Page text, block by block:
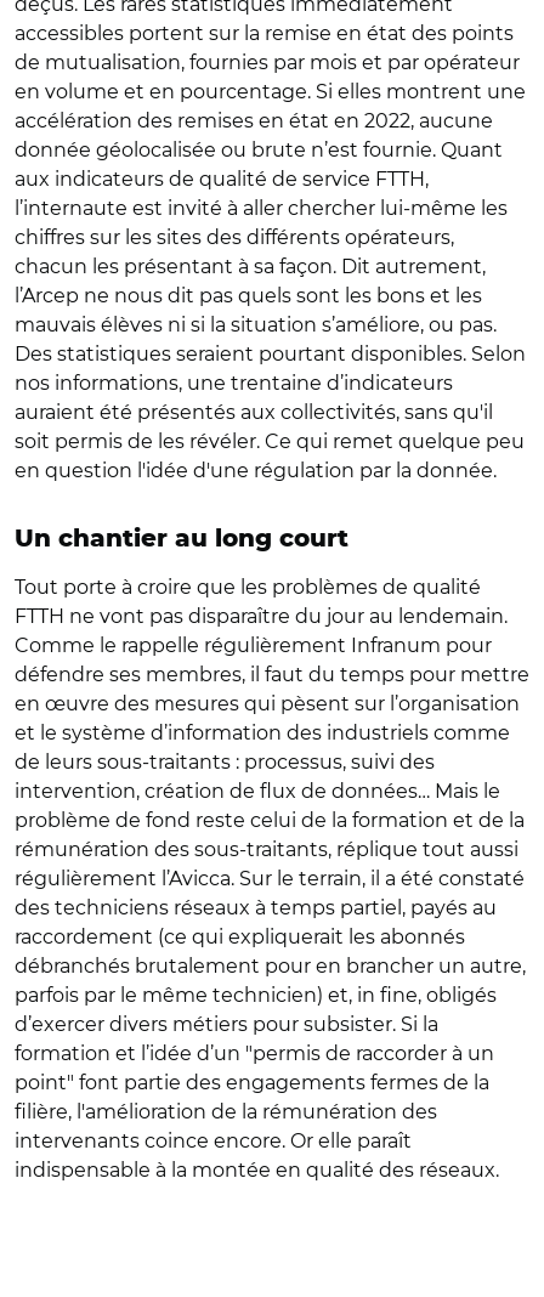
accessibles portent sur la remise en état des points
de mutualisation, fournies par mois et par opérateur
en volume et en pourcentage. Si elles montrent une
accélération des remises en état en 2022, aucune
donnée géolocalisée ou brute n’est fournie. Quant
aux indicateurs de qualité de service FTTH,
l’internaute est invité à aller chercher lui-même les
chiffres sur les sites des différents opérateurs,
chacun les présentant à sa façon. Dit autrement,
l’Arcep ne nous dit pas quels sont les bons et les
mauvais élèves ni si la situation s’améliore, ou pas.
Des statistiques seraient pourtant disponibles. Selon
nos informations, une trentaine d’indicateurs
auraient été présentés aux collectivités, sans qu'il
soit permis de les révéler. Ce qui remet quelque peu
en question l'idée d'une régulation par la donnée.
Un chantier au long court
Tout porte à croire que les problèmes de qualité
FTTH ne vont pas disparaître du jour au lendemain.
Comme le rappelle régulièrement Infranum pour
défendre ses membres, il faut du temps pour mettre
en œuvre des mesures qui pèsent sur l’organisation
et le système d’information des industriels comme
de leurs sous-traitants : processus, suivi des
intervention, création de flux de données… Mais le
problème de fond reste celui de la formation et de la
rémunération des sous-traitants, réplique tout aussi
régulièrement l’Avicca. Sur le terrain, il a été constaté
des techniciens réseaux à temps partiel, payés au
raccordement (ce qui expliquerait les abonnés
débranchés brutalement pour en brancher un autre,
parfois par le même technicien) et, in fine, obligés
d’exercer divers métiers pour subsister. Si la
formation et l’idée d’un "permis de raccorder à un
point" font partie des engagements fermes de la
filière, l'amélioration de la rémunération des
intervenants coince encore. Or elle paraît
indispensable à la montée en qualité des réseaux.